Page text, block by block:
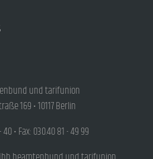
und tarifunion
169 • 10117 Berlin
40 • Fax: 030.40 81 - 49 99